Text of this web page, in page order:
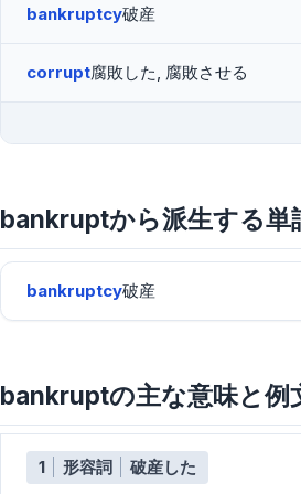
bankruptcy破産
corrupt腐敗した, 腐敗させる
bankruptから派生する単
bankruptcy破産
bankruptの主な意味と例
1 形容詞
破産した